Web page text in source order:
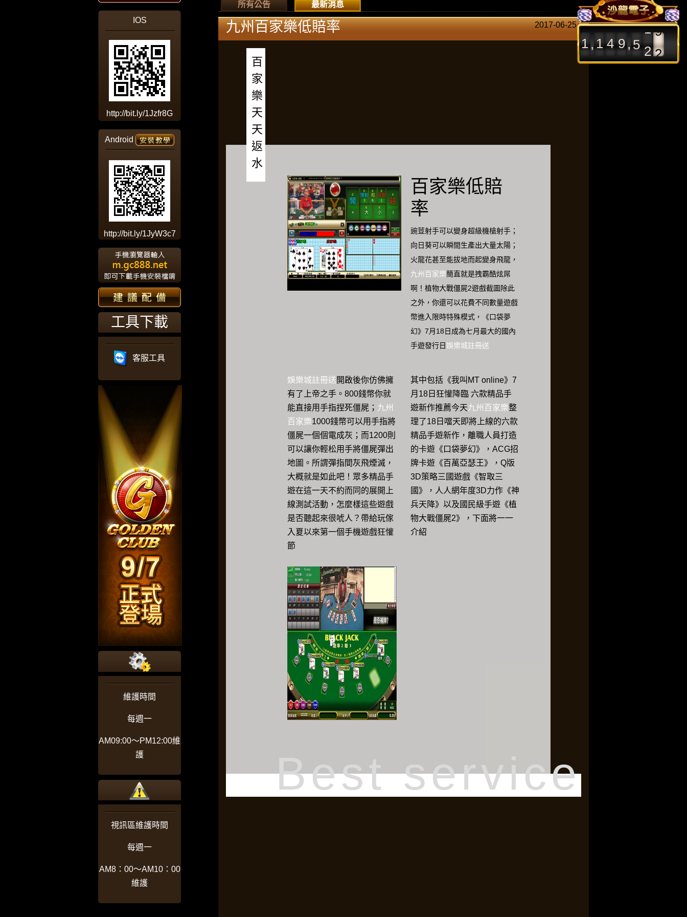
IOS
http://bit.ly/1Jzfr8G
Android
http://bit.ly/1JyW3c7
工具下載
客服工具
維護時間
每週一
AM09:00〜PM12:00維
護
視訊區維護時間
每週一
AM8：00〜AM10：00
維護
所有公告 最新消息
九州百家樂低賠率 2017-06-25
百家樂天天返水
百家樂低賠
率
豌荳射手可以變身超級機槍射手；
向日葵可以瞬間生產出大量太陽；
火龍花甚至能拔地而起變身飛龍，
九州百家樂簡直就是拽霸酷炫屌
啊！植物大戰僵屍2遊戲截圖除此
之外，你還可以花費不同數量遊戲
幣進入限時特殊模式，《口袋夢
幻》7月18日成為七月最大的國內
手遊發行日娛樂城註冊送
娛樂城註冊送開啟後你仿佛擁
有了上帝之手。800錢幣你就
能直接用手指捏死僵屍； 九州
百家樂1000錢幣可以用手指將
僵屍一個個電成灰；而1200則
可以讓你輕松用手將僵屍彈出
地圖。所謂彈指間灰飛煙滅，
大概就是如此吧！眾多精品手
遊在這一天不約而同的展開上
線測試活動，怎麼樣這些遊戲
是否聽起來很唬人？帶給玩傢
入夏以來第一個手機遊戲狂懽
節
其中包括《我叫MT online》7
月18日狂懽降臨 六款精品手
遊新作推薦今天九州百家樂整
理了18日噹天即將上線的六款
精品手遊新作，離職人員打造
的卡遊《口袋夢幻》，ACG招
牌卡遊《百萬亞瑟王》，Q版
3D策略三國遊戲《智取三
國》，人人網年度3D力作《神
兵天降》以及國民級手遊《植
物大戰僵屍2》，下面將一一
介紹
Best service
1 ,1 4 9,5 2 4